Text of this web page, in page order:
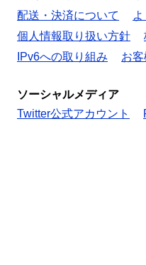
配送・決済について
個人情報取り扱い方針
IPv6への取り組み
お
ソーシャルメディア
Twitter公式アカウント